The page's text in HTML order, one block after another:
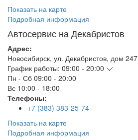
Показать на карте
Подробная информация
Автосервис на Декабристов
Адрес:
Новосибирск, ул. Декабристов, дом 247
График работы: 09:00 - 20:00
Пн - Сб 09:00 - 20:00
Вс 10:00 - 18:00
Телефоны:
+7 (383) 383-25-74
Показать на карте
Подробная информация